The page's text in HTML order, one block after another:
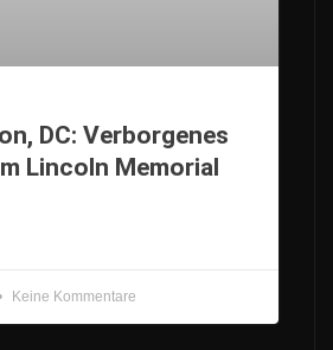
DC: Verborgenes
Lincoln Memorial
Keine Kommentare